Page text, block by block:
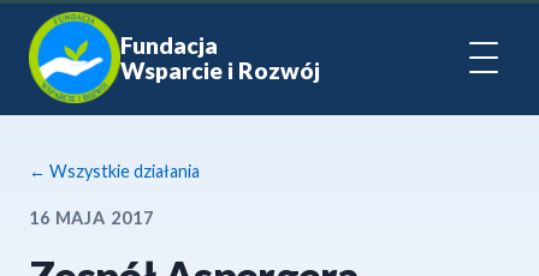
Fundacja
Wsparcie i Rozwój
← Wszystkie działania
16 MAJA 2017